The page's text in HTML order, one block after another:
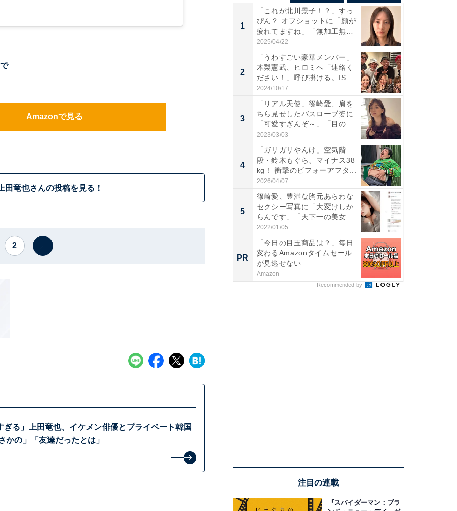
Amazonで見る
上田竜也さんの投稿を見る！
2
ぎる」上田竜也、イケメン俳優とプライベート韓国
かの」「友達だったとは」
1
「これが北川景子！？」すっ
ぴん？ オフショットに「顔が
疲れてますね」「無加工無
表...
2025/04/22
2
「うわすごい豪華メンバー」
木梨憲武、ヒロミへ「連絡く
ださい！」呼び掛ける。IS
S...
2024/10/17
3
「リアル天使」篠崎愛、肩を
ちら見せしたバスローブ姿に
「可愛すぎんぞ～」「目の表
情...
2023/03/03
4
「ガリガリやんけ」空気階
段・鈴木もぐら、マイナス38
kg！ 衝撃のビフォーアフタ...
2026/04/07
5
篠崎愛、豊満な胸元あらわな
セクシー写真に「大変けしか
らんです」「天下一の美女で
す...
2022/01/05
PR
「今日の目玉商品は？」毎日
変わるAmazonタイムセール
が見逃せない
Amazon
Recommended by
注目の連載
『スパイダーマン：ブラ